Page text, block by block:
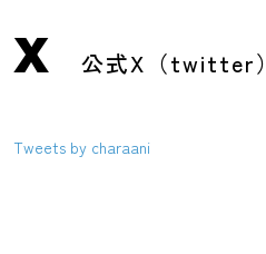
X 公式X（twitter）
Tweets by charaani